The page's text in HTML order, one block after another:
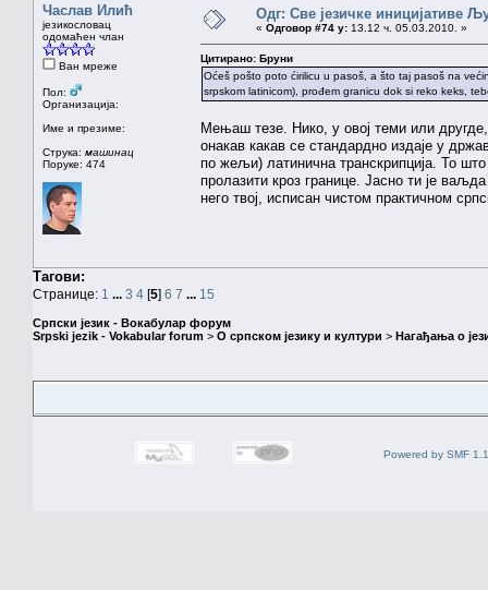
Часлав Илић
језикословац
одомаћен члан
Ван мреже
Пол:
Организација:
Име и презиме:
Струка: машинац
Поруке: 474
Одг: Све језичке иницијативе
« Одговор #74 у: 13.12 ч. 05.03.2010. »
Цитирано: Бруни
Oćeš pošto poto ćirilicu u pasoš, a što taj pasoš na
srpskom latinicom), prođem granicu dok si reko keks,
Мењаш тезе. Нико, у овој теми или
онакав какав се стандардно издаје у
по жељи) латинична транскрипција. То
пролазити кроз границе. Јасно ти је
него твој, исписан чистом практичном
Тагови:
Странице: 1 ... 3 4 [5] 6 7 ... 15
Српски језик - Вокабулар форум
Srpski jezik - Vokabular forum > О српском језику и култури > Нагађања о
Powered by SMF